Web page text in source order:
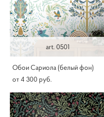
art. 0501
Обои Сариола (белый фон)
от 4 300 pуб.